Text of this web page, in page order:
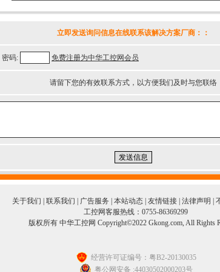
立即发送询问信息在线联系该解决方案厂商： ：
密码: 免费注册为中华工控网会员
请留下您的有效联系方式，以方便我们及时与您联络
关于我们 联系我们 广告服务 本站动态 友情链接 法律声明
工控网客服热线：0755-86369299
版权所有 中华工控网 Copyright©2022 Gkong.com, All Rights
经营许可证编号：粤B2-20130035
粤公网安备 :44030502000203号